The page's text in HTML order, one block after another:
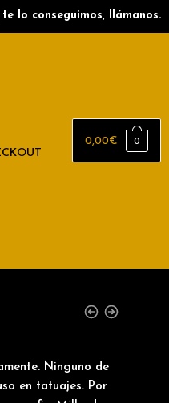
lo conseguimos, llámanos.
0,00€ 0
Ninguno de
en tatuajes. Por